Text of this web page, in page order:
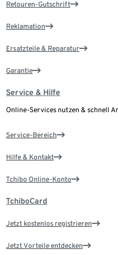
Retouren-Gutschrift
Reklamation
Ersatzteile & Reparatur
Garantie
Service & Hilfe
Online-Services nutzen & schnell
Service-Bereich
Hilfe & Kontakt
Tchibo Online-Konto
TchiboCard
Jetzt kostenlos registrieren
Jetzt Vorteile entdecken